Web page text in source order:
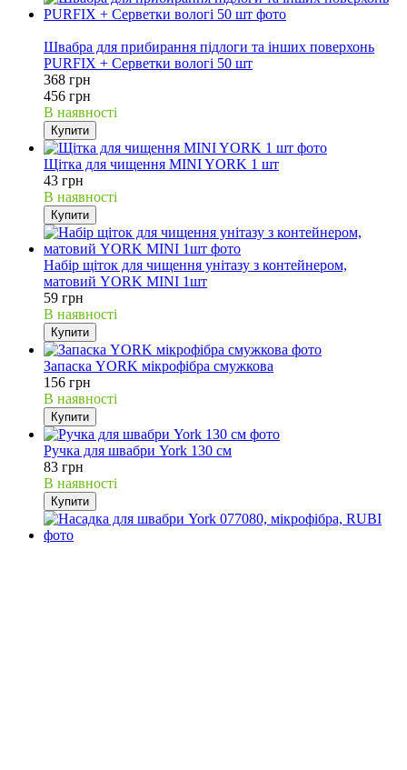
Швабра для прибирання підлоги та інших поверхонь
PURFIX + Серветки вологі 50 шт
368 грн
456 грн
В наявності
Купити
Щітка для чищення MINI YORK 1 шт
43 грн
В наявності
Купити
Набір щіток для чищення унітазу з контейнером,
матовий YORK MINI 1шт
59 грн
В наявності
Купити
Запаска YORK мікрофібра смужкова
156 грн
В наявності
Купити
Ручка для швабри York 130 см
83 грн
В наявності
Купити